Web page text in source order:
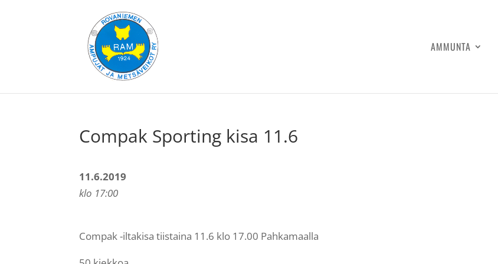
AMMUNTA
Compak Sporting kisa 11.6
11.6.2019
klo 17:00
Compak -iltakisa tiistaina 11.6 klo 17.00 Pahkamaalla